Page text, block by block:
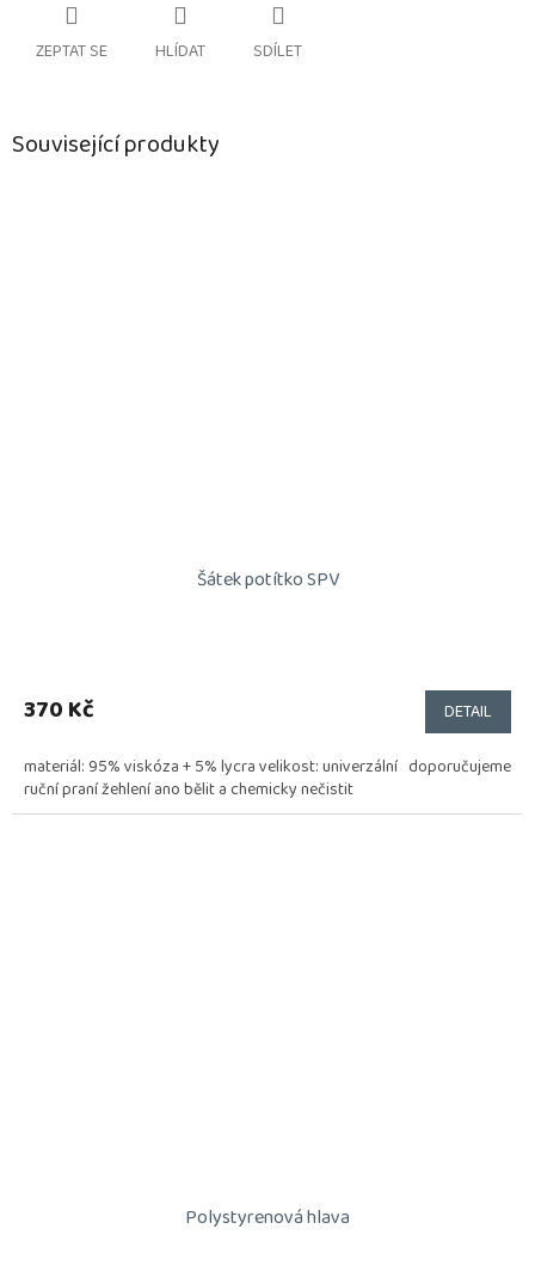
ZEPTAT SE HLÍDAT SDÍLET
Související produkty
Šátek potítko SPV
370 Kč DETAIL
materiál: 95% viskóza + 5% lycra velikost: univerzální doporučujeme
ruční praní žehlení ano bělit a chemicky nečistit
Polystyrenová hlava